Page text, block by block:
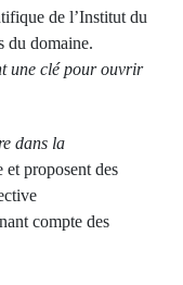
de l’Institut du
du domaine.
une clé pour ouvrir
dans la
et proposent des
compte des